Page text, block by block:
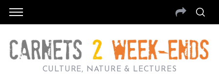
CULTURE, NATURE & LECTURES